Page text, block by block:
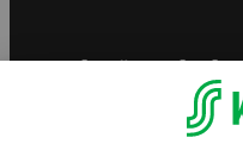
S-ryhmän palvelut